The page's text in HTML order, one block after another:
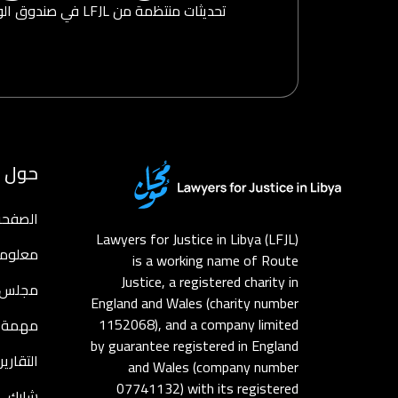
تحديثات منتظمة من LFJL في صندوق الوارد الخاص بك
Lawyers for Justice in Libya (LFJL)
is a working name of Route
Justice, a registered charity in
England and Wales (charity number
1152068), and a company limited
by guarantee registered in England
and Wales (company number
07741132) with its registered
حول
مجلس
مهمة